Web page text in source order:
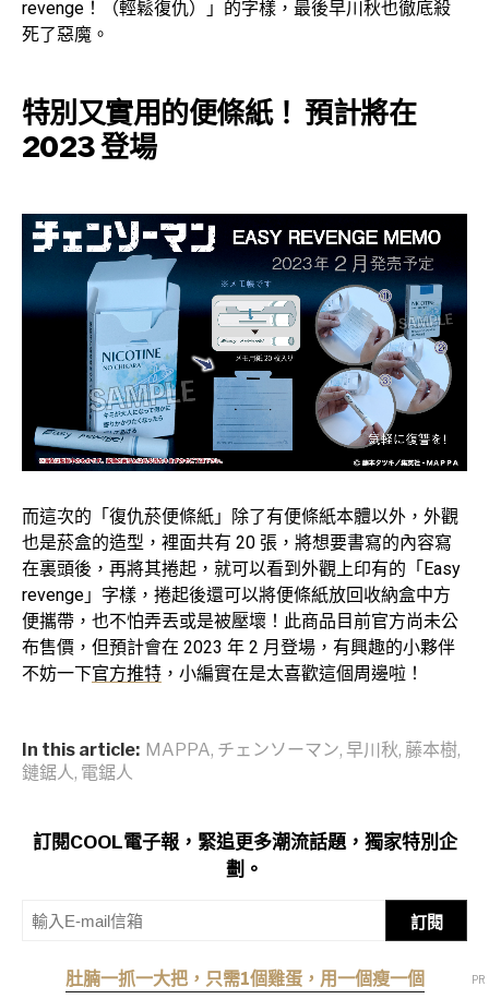
revenge！（輕鬆復仇）」的字樣，最後早川秋也徹底殺
死了惡魔。
特別又實用的便條紙！ 預計將在
2023 登場
而這次的「復仇菸便條紙」除了有便條紙本體以外，外觀
也是菸盒的造型，裡面共有 20 張，將想要書寫的內容寫
在裏頭後，再將其捲起，就可以看到外觀上印有的「Easy
revenge」字樣，捲起後還可以將便條紙放回收納盒中方
便攜帶，也不怕弄丟或是被壓壞！此商品目前官方尚未公
布售價，但預計會在 2023 年 2 月登場，有興趣的小夥伴
不妨一下官方推特 ，小編實在是太喜歡這個周邊啦！
In this article: MAPPA, チェンソーマン, 早川秋, 藤本樹,
鏈鋸人, 電鋸人
訂閱COOL電子報，緊追更多潮流話題，獨家特別企
劃。
訂閱
肚腩一抓一大把，只需1個雞蛋，用一個瘦一個